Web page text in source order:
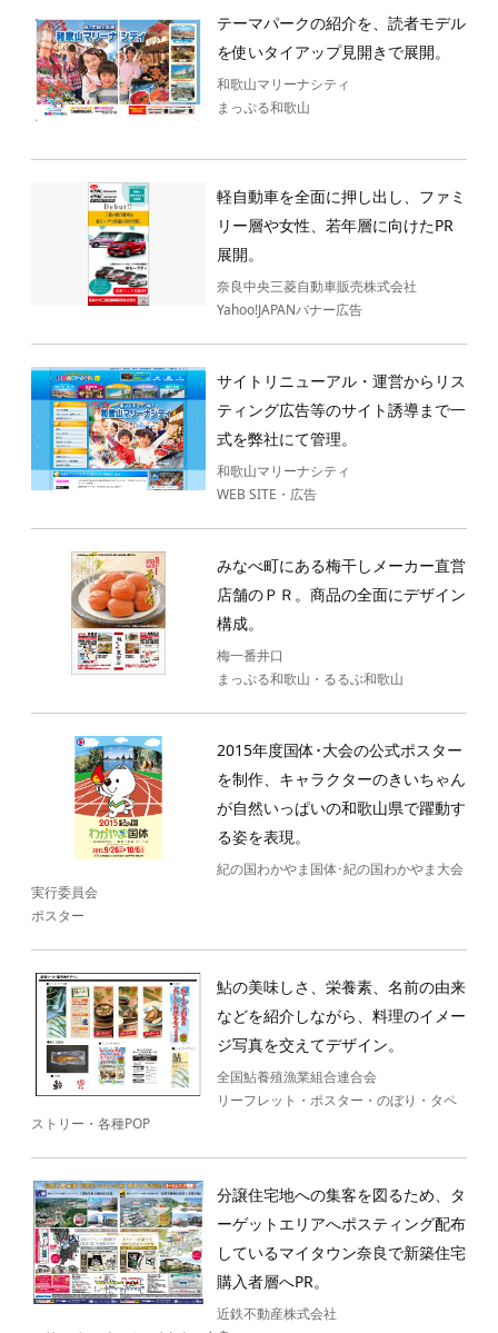
テーマパークの紹介を、読者モデル
を使いタイアップ見開きで展開。
和歌山マリーナシティ
まっぷる和歌山
軽自動車を全面に押し出し、ファミ
リー層や女性、若年層に向けたPR
展開。
奈良中央三菱自動車販売株式会社
Yahoo!JAPANバナー広告
サイトリニューアル・運営からリス
ティング広告等のサイト誘導まで一
式を弊社にて管理。
和歌山マリーナシティ
WEB SITE・広告
みなべ町にある梅干しメーカー直営
店舗のＰＲ。商品の全面にデザイン
構成。
梅一番井口
まっぷる和歌山・るるぶ和歌山
2015年度国体･大会の公式ポスター
を制作、キャラクターのきいちゃん
が自然いっぱいの和歌山県で躍動す
る姿を表現。
紀の国わかやま国体･紀の国わかやま大会
実行委員会
ポスター
鮎の美味しさ、栄養素、名前の由来
などを紹介しながら、料理のイメー
ジ写真を交えてデザイン。
全国鮎養殖漁業組合連合会
リーフレット・ポスター・のぼり・タペ
ストリー・各種POP
分譲住宅地への集客を図るため、タ
ーゲットエリアへポスティング配布
しているマイタウン奈良で新築住宅
購入者層へPR。
近鉄不動産株式会社